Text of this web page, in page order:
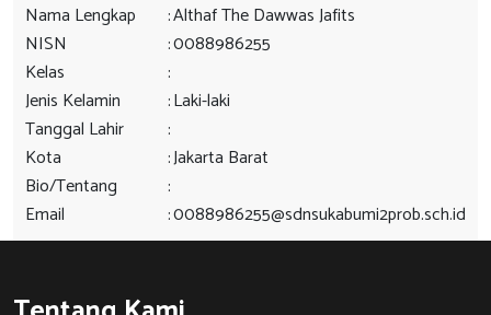
Nama Lengkap :Althaf The Dawwas Jafits
NISN
:0088986255
Kelas
:
Jenis Kelamin
:Laki-laki
Tanggal Lahir
:
Kota
:Jakarta Barat
Bio/Tentang
:
Email
:0088986255@sdnsukabumi2prob.sch.id